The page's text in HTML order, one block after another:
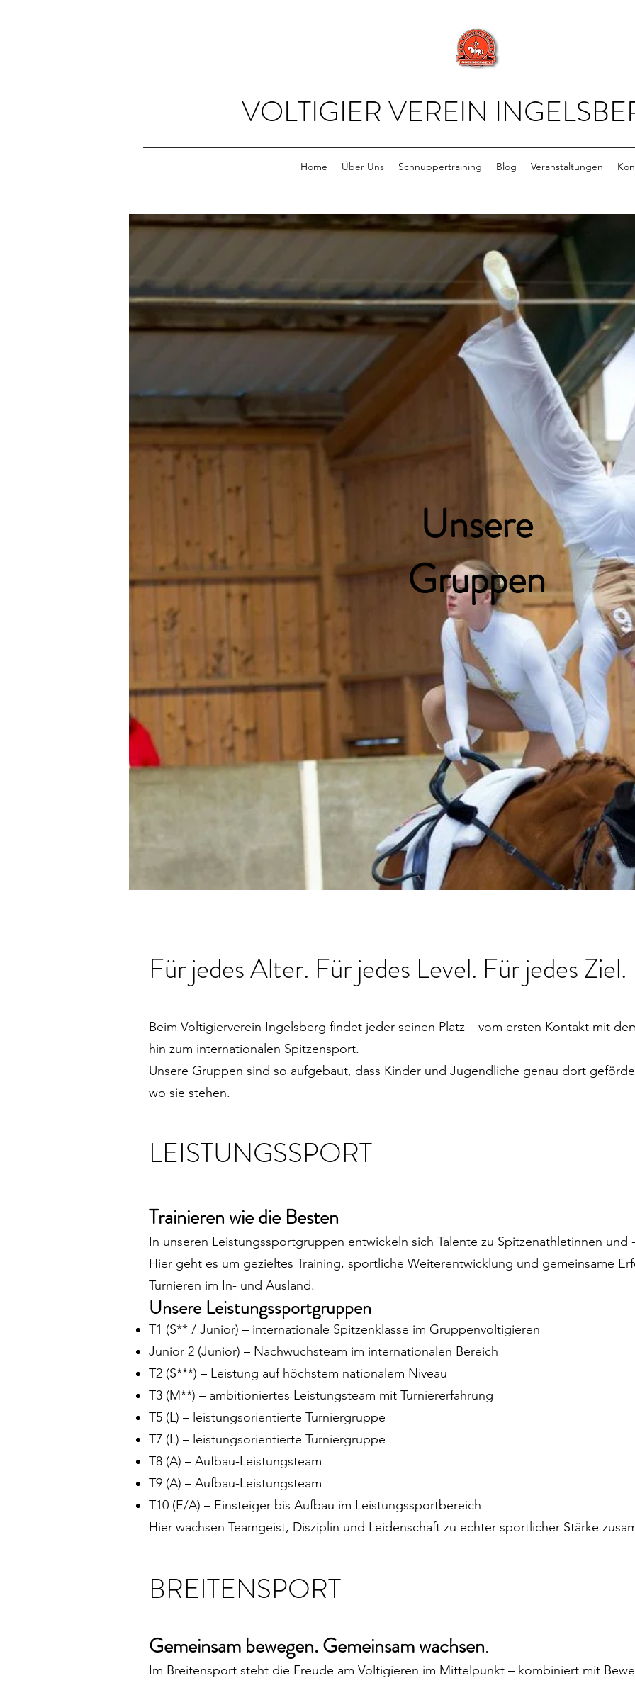
VOLTIGIER VEREIN
Home Über Uns Schnuppertraining Blog Veranstaltungen
Unsere
Gruppen
Für jedes Alter. Für jedes Level. Für jedes Ziel.
Beim Voltigierverein Ingelsberg findet jeder seinen Platz – vom ersten Kontakt mit
hin zum internationalen Spitzensport.
Unsere Gruppen sind so aufgebaut, dass Kinder und Jugendliche genau dort
wo sie stehen.
LEISTUNGSSPORT
Trainieren wie die Besten
In unseren Leistungssportgruppen entwickeln sich Talente zu Spitzenathletinnen und
Hier geht es um gezieltes Training, sportliche Weiterentwicklung und gemeinsame
Turnieren im In- und Ausland.
Unsere Leistungssportgruppen
T1 (S** / Junior) – internationale Spitzenklasse im Gruppenvoltigieren
Junior 2 (Junior) – Nachwuchsteam im internationalen Bereich
T2 (S***) – Leistung auf höchstem nationalem Niveau
T3 (M**) – ambitioniertes Leistungsteam mit Turniererfahrung
T5 (L) – leistungsorientierte Turniergruppe
T7 (L) – leistungsorientierte Turniergruppe
T8 (A) – Aufbau-Leistungsteam
T9 (A) – Aufbau-Leistungsteam
T10 (E/A) – Einsteiger bis Aufbau im Leistungssportbereich
Hier wachsen Teamgeist, Disziplin und Leidenschaft zu echter sportlicher Stärke
BREITENSPORT
Gemeinsam bewegen. Gemeinsam wachsen.
Im Breitensport steht die Freude am Voltigieren im Mittelpunkt – kombiniert mit